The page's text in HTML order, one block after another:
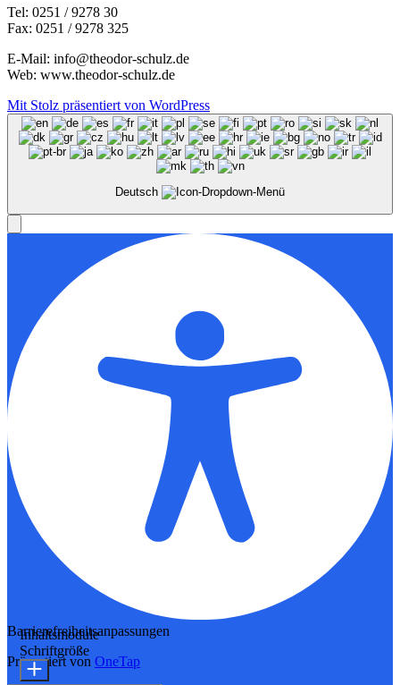
Tel: 0251 / 9278 30
Fax: 0251 / 9278 325
E-Mail: info@theodor-schulz.de
Web: www.theodor-schulz.de
Mit Stolz präsentiert von WordPress
Deutsch
Barrierefreiheitsanpassungen
Präsentiert von OneTap
Inhaltsmodule
Schriftgröße